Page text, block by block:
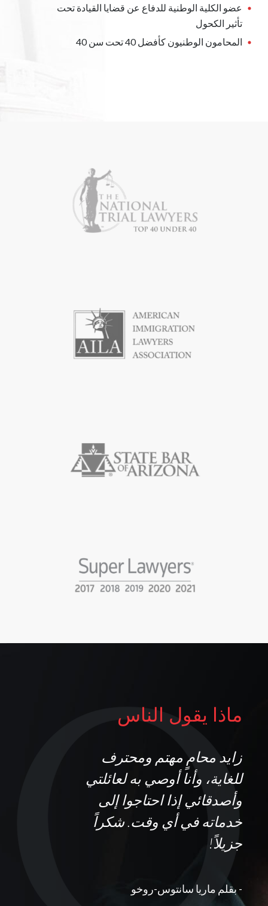
عضو الكلية الوطنية للدفاع عن قضايا القيادة تحت
تأثير الكحول
المحامون الوطنيون كأفضل 40 تحت سن 40
ماذا يقول الناس
زايد محامٍ مهتم ومحترف
للغاية، وأنا أوصي به لعائلتي
وأصدقائي إذا احتاجوا إلى
خدماته في أي وقت. شكراً
جزيلاً!
- بقلم ماريا سانتوس-روخو